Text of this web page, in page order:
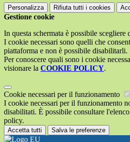
Personalizza Rifiuta tutti i cookies
Gestione cookie
In questa schermata è possibile scegliere
I cookie necessari sono quelli che
piattaforma e non è possibile disabilitarli.
Per conoscere quali sono i cookie
visionare la COOKIE POLICY.
Cookie necessari per il funzionamento
I cookie necessari per il funzionamento
disabilitati. È possibile consultare
policy.
Accetta tutti Salva le preferenze